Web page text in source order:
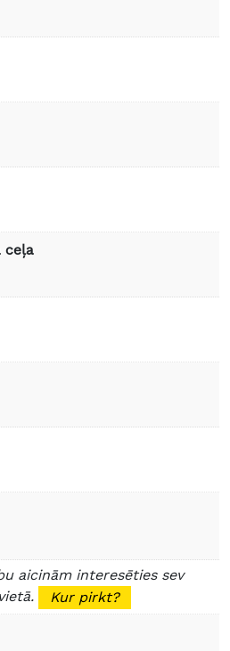
ceļa
aicinām interesēties sev
Kur pirkt?